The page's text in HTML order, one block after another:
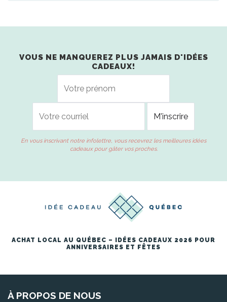
VOUS NE MANQUEREZ PLUS JAMAIS D'IDÉES
CADEAUX!
En vous inscrivant notre infolettre, vous recevrez les meilleures idées
cadeaux pour gâter vos proches.
ACHAT LOCAL AU QUÉBEC – IDÉES CADEAUX 2026 POUR
ANNIVERSAIRES ET FÊTES
À PROPOS DE NOUS